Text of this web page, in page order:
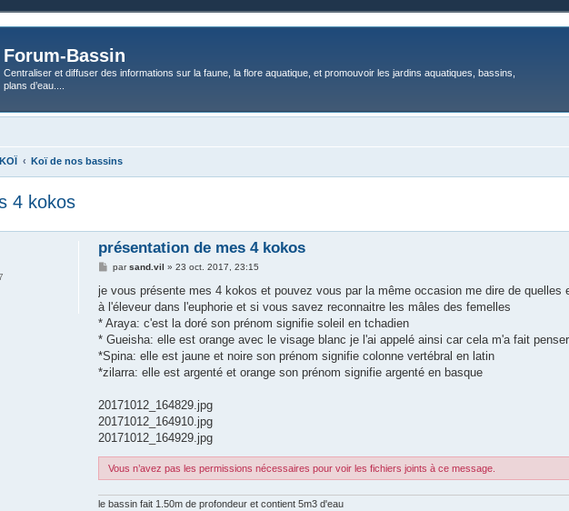
Forum-Bassin
Centraliser et diffuser des informations sur la faune, la flore aquatique, et promouvoir les jardins aquatiques, bassins,
plans d’eau....
KOÏ Koï de nos bassins
4 kokos
présentation de mes 4 kokos
M
s
a
g
parsand.vil »23 oct. 2017, 23:15
je vous présente mes 4 kokos et pouvez vous par la même occasion me dire de
à l'éleveur dans l'euphorie et si vous savez reconnaitre les mâles des femelles
* Araya: c'est la doré son prénom signifie soleil en tchadien
* Gueisha: elle est orange avec le visage blanc je l'ai appelé ainsi car cela m'a fait
*Spina: elle est jaune et noire son prénom signifie colonne vertébral en latin
*zilarra: elle est argenté et orange son prénom signifie argenté en basque
20171012_164829.jpg
20171012_164910.jpg
20171012_164929.jpg
Vous n’avez pas les permissions nécessaires pour voir les fichiers joints à ce message.
le bassin fait 1.50m de profondeur et contient 5m3 d'eau